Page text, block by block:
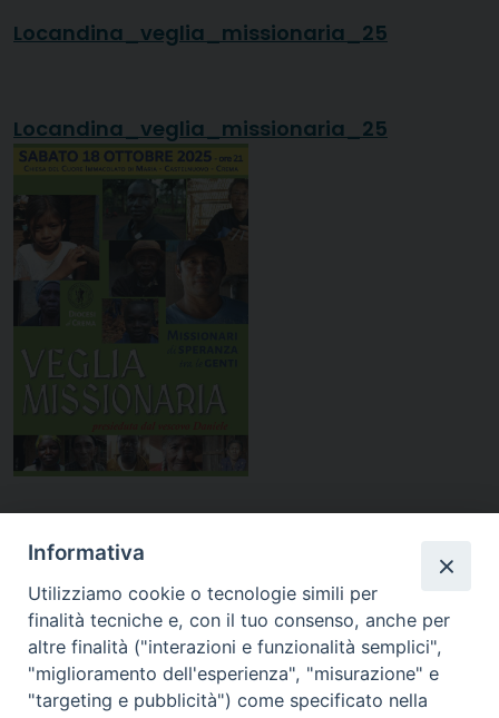
Locandina_veglia_missionaria_25
Locandina_veglia_missionaria_25
CREMA
Informativa
Utilizziamo cookie o tecnologie simili per
finalità tecniche e, con il tuo consenso, anche per
altre finalità ("interazioni e funzionalità semplici",
"miglioramento dell'esperienza", "misurazione" e
"targeting e pubblicità") come specificato nella